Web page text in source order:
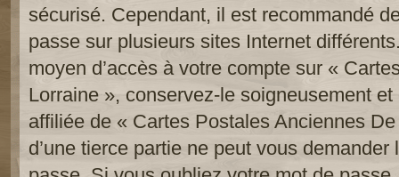
sécurisé. Cependant, il est recommandé
passe sur plusieurs sites Internet
moyen d’accès à votre compte sur «
Lorraine », conservez-le soigneusement
affiliée de « Cartes Postales Anciennes
d’une tierce partie ne peut vous